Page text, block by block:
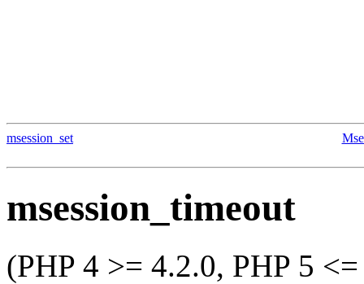
msession_set
msession_timeout
(PHP 4 >= 4.2.0, PHP 5